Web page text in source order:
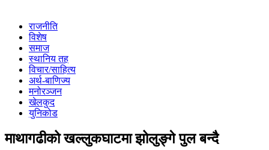
राजनीति
विशेष
समाज
स्थानिय तह
विचार/साहित्य
अर्थ-बाणिज्य
मनोरञ्जन
खेलकुद
युनिकोड
माथागढीको खल्लुकघाटमा झोलुङ्गे पुल बन्दै